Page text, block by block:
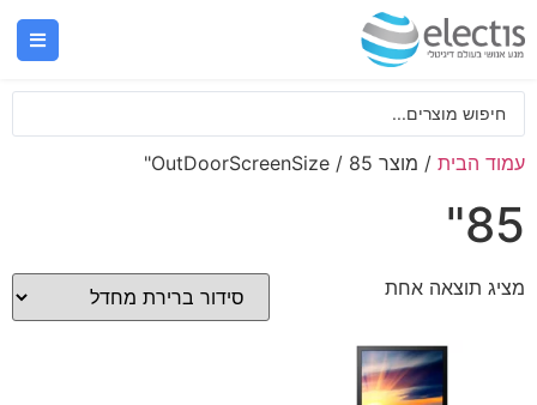
עמוד הבית / מוצר OutDoorScreenSize / 85"
85"
מציג תוצאה אחת